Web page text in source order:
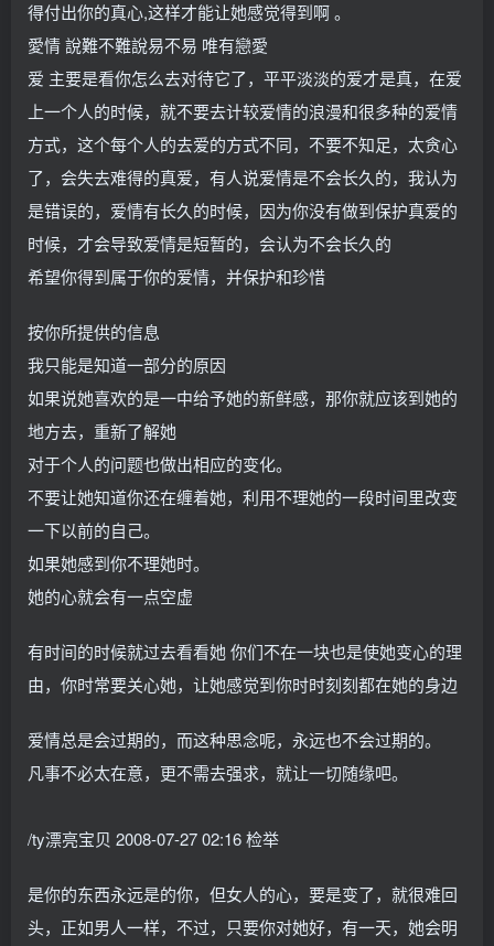
得付出你的真心,这样才能让她感觉得到啊 。
愛情 說難不難說易不易 唯有戀愛
爱 主要是看你怎么去对待它了，平平淡淡的爱才是真，在爱
上一个人的时候，就不要去计较爱情的浪漫和很多种的爱情
方式，这个每个人的去爱的方式不同，不要不知足，太贪心
了，会失去难得的真爱，有人说爱情是不会长久的，我认为
是错误的，爱情有长久的时候，因为你没有做到保护真爱的
时候，才会导致爱情是短暂的，会认为不会长久的
希望你得到属于你的爱情，并保护和珍惜
按你所提供的信息
我只能是知道一部分的原因
如果说她喜欢的是一中给予她的新鲜感，那你就应该到她的
地方去，重新了解她
对于个人的问题也做出相应的变化。
不要让她知道你还在缠着她，利用不理她的一段时间里改变
一下以前的自己。
如果她感到你不理她时。
她的心就会有一点空虚
有时间的时候就过去看看她 你们不在一块也是使她变心的理
由，你时常要关心她，让她感觉到你时时刻刻都在她的身边
爱情总是会过期的，而这种思念呢，永远也不会过期的。
凡事不必太在意，更不需去强求，就让一切随缘吧。
/ty漂亮宝贝 2008-07-27 02:16 检举
是你的东西永远是的你，但女人的心，要是变了，就很难回
头，正如男人一样，不过，只要你对她好，有一天，她会明